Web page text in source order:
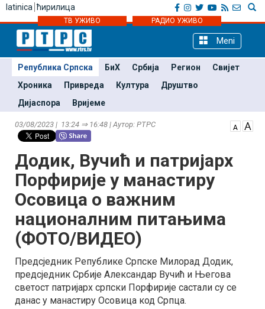
latinica ћирилица
ТВ УЖИВО РАДИО УЖИВО
Meni
Република Српска БиХ Србија Регион
Свијет
Хроника
Привреда Култура
Друштво
Дијаспора
Вријеме
03/08/2023 | 13:24 ⇒ 16:48 | Аутор: РТРС
Додик, Вучић и патријарх
Порфирије у манастиру
Осовица о важним
националним питањима
(ФОТО/ВИДЕО)
Предсједник Републике Српске Милорад Додик,
предсједник Србије Александар Вучић и Његова
светост патријарх српски Порфирије састали су се
данас у манастиру Осовица код Српца.